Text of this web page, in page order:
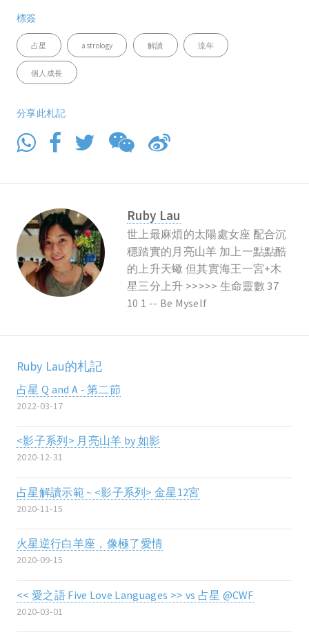
標簽
占星 astrology 解讀 流年
個人成長
分享此札記
Ruby Lau
世上最麻煩的太陽處女座 配合沉
穩踏實的月亮山羊 加上一點點酷
的上升天蠍 但其實海王一宮+木
星三分上升 >>>>> 生命靈數 37
10 1 -- Be Myself
Ruby Lau的札記
占星 Q and A - 第二節
2022-03-17
<影子系列> 月亮山羊 by 如影
2020-12-31
占星解讀示範 ~ <影子系列> 金星12宮
2020-11-15
火星逆行白羊座，像極了愛情
2020-09-15
<< 愛之語 Five Love Languages >> vs 占星 @CWF
2020-03-01